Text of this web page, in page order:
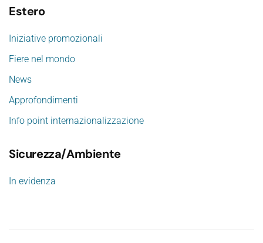
Estero
Iniziative promozionali
Fiere nel mondo
News
Approfondimenti
Info point internazionalizzazione
Sicurezza/Ambiente
In evidenza